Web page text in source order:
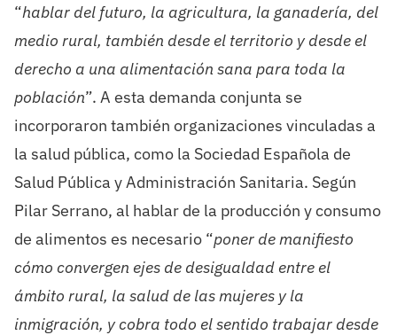
“hablar del futuro, la agricultura, la ganadería, del
medio rural, también desde el territorio y desde el
derecho a una alimentación sana para toda la
población”. A esta demanda conjunta se
incorporaron también organizaciones vinculadas a
la salud pública, como la Sociedad Española de
Salud Pública y Administración Sanitaria. Según
Pilar Serrano, al hablar de la producción y consumo
de alimentos es necesario “poner de manifiesto
cómo convergen ejes de desigualdad entre el
ámbito rural, la salud de las mujeres y la
inmigración, y cobra todo el sentido trabajar desde